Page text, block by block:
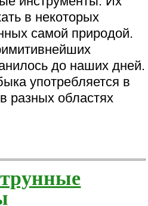
в некоторых
самой природой.
до наших дней.
употребляется в
разных областях